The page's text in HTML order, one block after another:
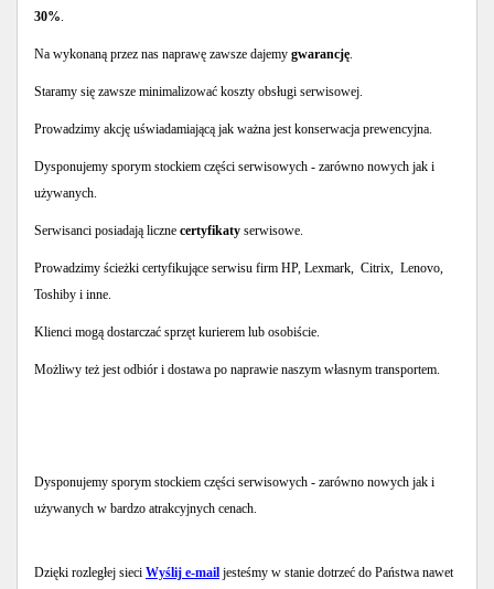
30%
Na wykonaną przez nas naprawę zawsze dajemy gwarancję
Staramy się zawsze minimalizować koszty obsługi serwisowej.
Prowadzimy akcję uświadamiającą jak ważna jest konserwacja prewencyjna.
Dysponujemy sporym stockiem części serwisowych - zarówno nowych jak i
używanych.
Serwisanci posiadają liczne certyfikaty serwisowe.
Prowadzimy ścieżki certyfikujące serwisu firm HP, Lexmark, Citrix, Lenovo,
Toshiby i inne.
Klienci mogą dostarczać sprzęt kurierem lub osobiście.
Możliwy też jest odbiór i dostawa po naprawie naszym własnym transportem.
Dysponujemy sporym stockiem części serwisowych - zarówno nowych jak i
używanych w bardzo atrakcyjnych cenach.
Dzięki rozległej sieci Wyślij e-mail jesteśmy w stanie dotrzeć do Państwa nawet